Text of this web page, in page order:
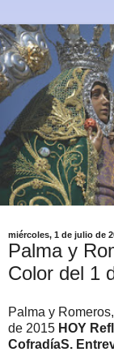
miércoles, 1 de julio de
Palma y
Color del 1
Palma y
de 2015 HOY
CofradíaS.